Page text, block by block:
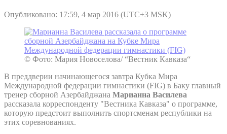
Опубликовано: 17:59, 4 мар 2016 (UTC+3 MSK)
© Фото: Мария Новоселова/ “Вестник Кавказа“
В преддверии начинающегося завтра Кубка Мира
Международной федерации гимнастики (FIG) в Баку главный
тренер сборной Азербайджана Марианна Василева
рассказала корреспонденту "Вестника Кавказа" о программе,
которую предстоит выполнить спортсменам республики на
этих соревнованиях.